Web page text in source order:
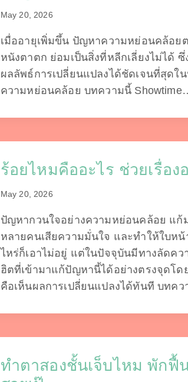
May 20, 2026
เมื่ออายุเพิ่มขึ้น ปัญหาความหย่อนคล้อย
หนังตาตก ย่อมเป็นสิ่งที่หลีกเลี่ยงไม่ได้
ผลลัพธ์การเปลี่ยนแปลงได้ชัดเจนที่สุดใ
ความหย่อนคล้อย บทความนี้
ร้อยไหมคืออะไร ช่วยเรื่อง
May 20, 2026
ปัญหากวนใจอย่างความหย่อนคล้อย แ
หลายคนเสียความมั่นใจ และทำให้ใบห
ไหร่ก็เอาไม่อยู่ แต่ในปัจจุบันมีทางลัดค
ฮิตที่เข้ามาแก้ปัญหานี้ได้อย่างตรงจุดโ
คือเห็นผลการเปลี่ยนแปลงได้ทันที บทค
ทำตาสองชั้นเจ็บไหม พักฟื้